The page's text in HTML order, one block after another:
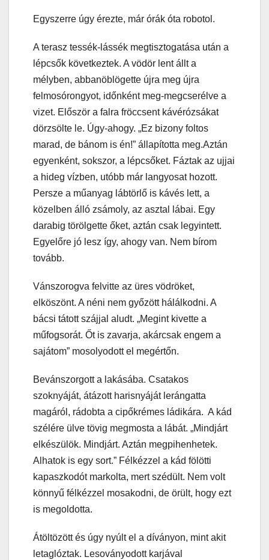
Egyszerre úgy érezte, már órák óta robotol.
A terasz tessék-lássék megtisztogatása után a
lépcsők következtek. A vödör lent állt a
mélyben, abbanöblögette újra meg újra
felmosórongyot, időnként meg-megcserélve a
vizet. Először a falra fröccsent kávérózsákat
dörzsölte le. Úgy-ahogy. „Ez bizony foltos
marad, de bánom is én!” állapította meg.Aztán
egyenként, sokszor, a lépcsőket. Fáztak az ujjai
a hideg vízben, utóbb már langyosat hozott.
Persze a műanyag lábtörlő is kávés lett, a
közelben álló zsámoly, az asztal lábai. Egy
darabig törölgette őket, aztán csak legyintett.
Egyelőre jó lesz így, ahogy van. Nem bírom
tovább.
Vánszorogva felvitte az üres vödröket,
elköszönt. A néni nem győzött hálálkodni. A
bácsi tátott szájjal aludt. „Megint kivette a
műfogsorát. Őt is zavarja, akárcsak engem a
sajátom” mosolyodott el megértőn.
Bevánszorgott a lakásába. Csatakos
szoknyáját, átázott harisnyáját lerángatta
magáról, rádobta a cipőkrémes ládikára. A kád
szélére ülve tövig megmosta a lábát. „Mindjárt
elkészülök. Mindjárt. Aztán megpihenhetek.
Alhatok is egy sort.” Félkézzel a kád fölötti
kapaszkodót markolta, mert szédült. Nem volt
könnyű félkézzel mosakodni, de örült, hogy ezt
is megoldotta.
Átöltözött és úgy nyúlt el a díványon, mint akit
letaglóztak. Lesoványodott karjával